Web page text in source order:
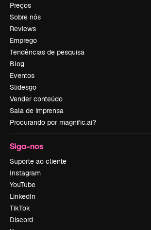
Preços
Sobre nós
Reviews
Emprego
Tendências de pesquisa
Blog
Eventos
Slidesgo
Vender conteúdo
Sala de imprensa
Procurando por magnific.ai?
Siga-nos
Suporte ao cliente
Instagram
YouTube
LinkedIn
TikTok
Discord